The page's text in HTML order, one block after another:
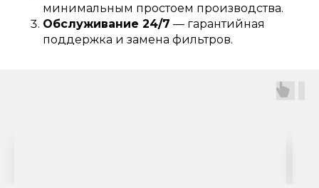
минимальным простоем производства.
Обслуживание 24/7 — гарантийная
поддержка и замена фильтров.